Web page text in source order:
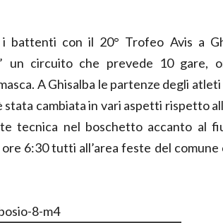
battenti con il 20° Trofeo Avis a
un circuito che prevede 10 gare,
A Ghisalba le partenze degli
stata cambiata in vari aspetti rispetto
tecnica nel boschetto accanto al
6:30 tutti all’area feste del